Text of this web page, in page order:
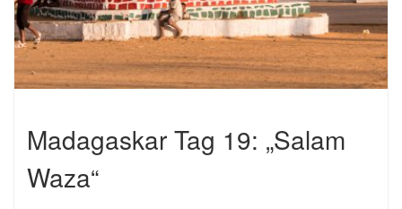
Madagaskar Tag 19: „Salam
Waza“